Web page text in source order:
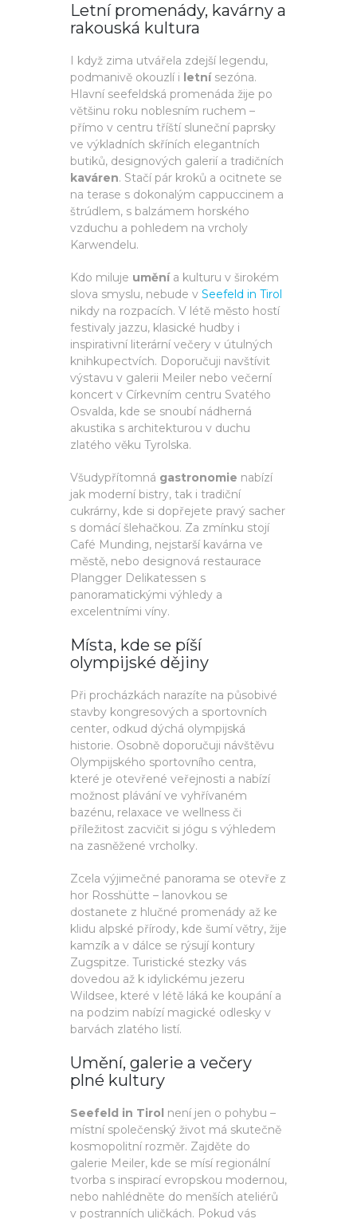
Letní promenády, kavárny a
rakouská kultura
I když zima utvářela zdejší legendu,
podmanivě okouzlí i letnísezóna.
Hlavní seefeldská promenáda žije po
většinu roku noblesním ruchem –
přímo v centru tříští sluneční paprsky
ve výkladních skříních elegantních
butiků, designových galerií a tradičních
kaváren. Stačí pár kroků a ocitnete se
na terase s dokonalým cappuccinem a
štrúdlem, s balzámem horského
vzduchu a pohledem na vrcholy
Karwendelu.
Kdo miluje uměnía kulturu v širokém
slova smyslu, nebude v Seefeld in Tirol
nikdy na rozpacích. V létě město hostí
festivaly jazzu, klasické hudby i
inspirativní literární večery v útulných
knihkupectvích. Doporučuji navštívit
výstavu v galerii Meiler nebo večerní
koncert v Církevním centru Svatého
Osvalda, kde se snoubí nádherná
akustika s architekturou v duchu
zlatého věku Tyrolska.
Všudypřítomná gastronomie nabízí
jak moderní bistry, tak i tradiční
cukrárny, kde si dopřejete pravý sacher
s domácí šlehačkou. Za zmínku stojí
Café Munding, nejstarší kavárna ve
městě, nebo designová restaurace
Plangger Delikatessen s
panoramatickými výhledy a
excelentními víny.
Místa, kde se píší
olympijské dějiny
Při procházkách narazíte na působivé
stavby kongresových a sportovních
center, odkud dýchá olympijská
historie. Osobně doporučuji návštěvu
Olympijského sportovního centra,
které je otevřené veřejnosti a nabízí
možnost plávání ve vyhřívaném
bazénu, relaxace ve wellness či
příležitost zacvičit si jógu s výhledem
na zasněžené vrcholky.
Zcela výjimečné panorama se otevře z
hor Rosshütte – lanovkou se
dostanete z hlučné promenády až ke
klidu alpské přírody, kde šumí větry, žije
kamzík a v dálce se rýsují kontury
Zugspitze. Turistické stezky vás
dovedou až k idylickému jezeru
Wildsee, které v létě láká ke koupání a
na podzim nabízí magické odlesky v
barvách zlatého listí.
Umění, galerie a večery
plné kultury
Seefeld in Tirol není jen o pohybu –
místní společenský život má skutečně
kosmopolitní rozměr. Zajděte do
galerie Meiler, kde se mísí regionální
tvorba s inspirací evropskou modernou,
nebo nahlédněte do menších ateliérů
v postranních uličkách. Pokud vás